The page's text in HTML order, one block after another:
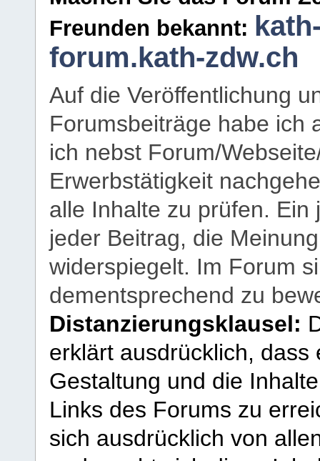
Freunden bekannt:
forum.kath-zdw.ch
Auf die Veröffentlichung
Forumsbeiträge habe ich
ich nebst Forum/
Erwerbstätigkeit
alle Inhalte zu prüfen.
jeder Beitrag, die
widerspiegelt. Im Forum
dementsprechend zu
Distanzierungsklausel:
erklärt ausdrücklich,
Gestaltung und die
Links des Forums zu
sich ausdrücklich von